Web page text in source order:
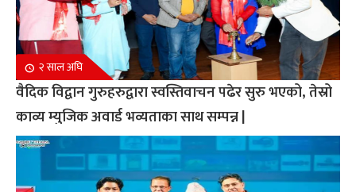
२ साल अघि
वैदिक विद्वान गुरुहरुद्वारा स्वस्तिवाचन पढेर सुरु भएको, तेस्रो
काव्य म्युजिक अवार्ड भव्यताका साथ सम्पन्न |